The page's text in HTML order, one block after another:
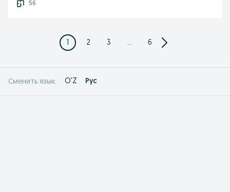
56
1 2 3 ... 6
Сменить язык: O'Z Рус